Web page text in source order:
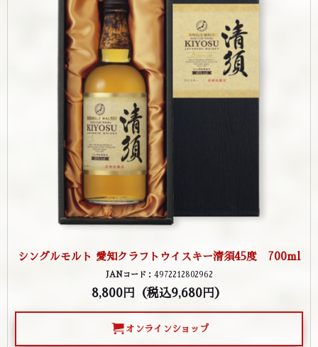
シングルモルト 愛知クラフトウイスキー清須45度 700ml
JANコード：4972212802962
8,800円（税込9,680円）
オンラインショップ